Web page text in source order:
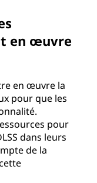
en œuvre
en œuvre la
pour que les
pour
dans leurs
de la